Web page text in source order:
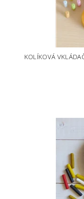
KOLÍKOVÁ